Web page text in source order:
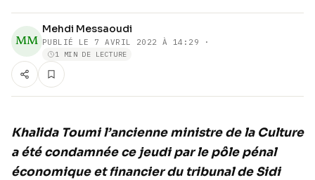
MM
Mehdi Messaoudi
PUBLIÉ LE 7 AVRIL 2022 À 14:29 ·
1 MIN DE LECTURE
Khalida Toumi l’ancienne ministre de la Culture
a été condamnée ce jeudi par le pôle pénal
économique et financier du tribunal de Sidi